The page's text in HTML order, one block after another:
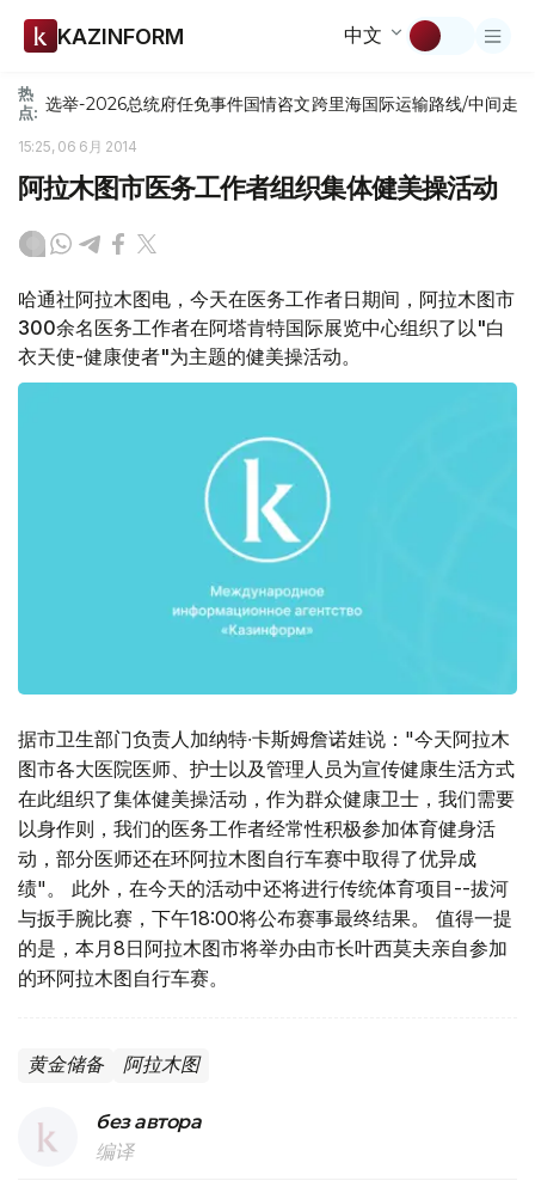
KAZINFORM 中文
热
点: 选举-2026总统府任免事件国情咨文跨里海国际运输路线/中间走廊
15:25, 06 6月 2014
阿拉木图市医务工作者组织集体健美操活动
哈通社阿拉木图电，今天在医务工作者日期间，阿拉木图市
300余名医务工作者在阿塔肯特国际展览中心组织了以"白
衣天使-健康使者"为主题的健美操活动。
据市卫生部门负责人加纳特∙卡斯姆詹诺娃说："今天阿拉木
图市各大医院医师、护士以及管理人员为宣传健康生活方式
在此组织了集体健美操活动，作为群众健康卫士，我们需要
以身作则，我们的医务工作者经常性积极参加体育健身活
动，部分医师还在环阿拉木图自行车赛中取得了优异成
绩"。 此外，在今天的活动中还将进行传统体育项目--拔河
与扳手腕比赛，下午18:00将公布赛事最终结果。 值得一提
的是，本月8日阿拉木图市将举办由市长叶西莫夫亲自参加
的环阿拉木图自行车赛。
黄金储备 阿拉木图
без автора
编译